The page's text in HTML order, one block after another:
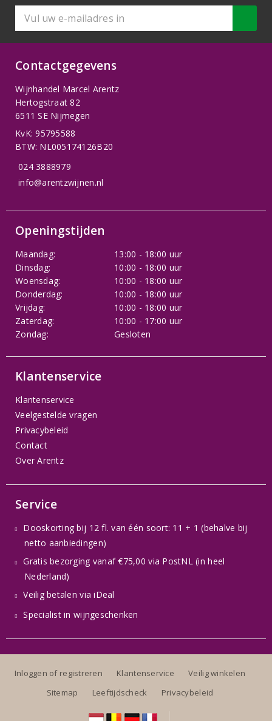
Contactgegevens
Wijnhandel Marcel Arentz
Hertogstraat 82
6511 SE Nijmegen
KvK: 95795588
BTW: NL005174126B20
024 3888979
info@arentzwijnen.nl
Openingstijden
Maandag:
13:00 - 18:00 uur
Dinsdag:
10:00 - 18:00 uur
Woensdag:
10:00 - 18:00 uur
Donderdag:
10:00 - 18:00 uur
Vrijdag:
10:00 - 18:00 uur
Zaterdag:
10:00 - 17:00 uur
Zondag:
Gesloten
Klantenservice
Klantenservice
Veelgestelde vragen
Privacybeleid
Contact
Over Arentz
Service
Dooskorting bij 12 fl. van één soort: 11 + 1 (behalve bij
netto aanbiedingen)
Gratis bezorging vanaf €75,00 via PostNL (in heel
Nederland)
Veilig betalen via iDeal
Specialist in wijngeschenken
Inloggen of registreren Klantenservice
Veilig winkelen
Sitemap
Leeftijdscheck Privacybeleid